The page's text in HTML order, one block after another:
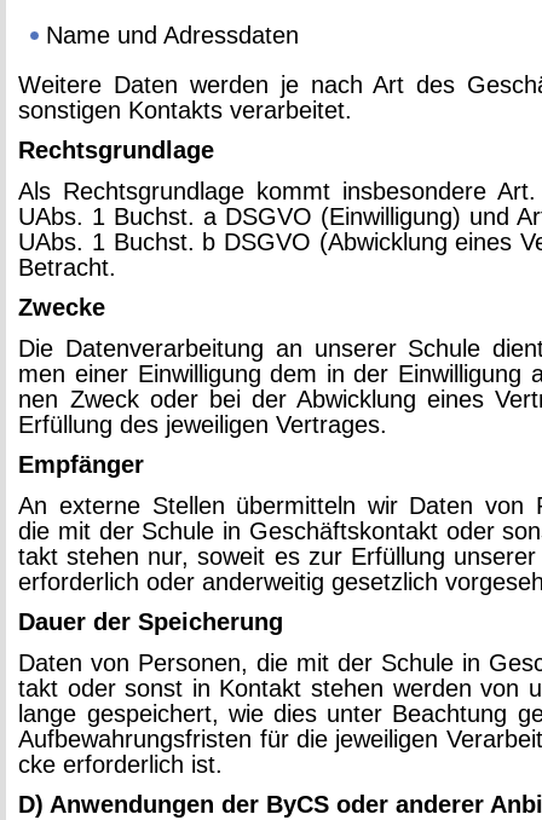
Name und Adress­da­ten
Wei­te­re Daten wer­den je nach Art des
sons­ti­gen Kon­takts ver­ar­bei­tet.
Rechts­grund­la­ge
Als Rechts­grund­la­ge kommt ins­be­son­de­re
UAbs. 1 Buchst. a DSGVO (Ein­wil­li­gung) und
UAbs. 1 Buchst. b DSGVO (Ab­wick­lung eines
Be­tracht.
Zwe­cke
Die Da­ten­ver­ar­bei­tung an un­se­rer Schu­le
men einer Ein­wil­li­gung dem in der Ein­wil­li­gung
nen Zweck oder bei der Ab­wick­lung eines
Er­fül­lung des je­wei­li­gen Ver­tra­ges.
Emp­fän­ger
An ex­ter­ne Stel­len über­mit­teln wir Daten von
die mit der Schu­le in Ge­schäfts­kon­takt oder
takt ste­hen nur, so­weit es zur Er­fül­lung un­se­rer
er­for­der­lich oder an­der­wei­tig ge­setz­lich
Dauer der Spei­che­rung
Daten von Per­so­nen, die mit der Schu­le in
takt oder sonst in Kon­takt ste­hen wer­den von
lange ge­spei­chert, wie dies unter Be­ach­tung
Auf­be­wah­rungs­fris­ten für die je­wei­li­gen
cke er­for­der­lich ist.
D) An­wen­dun­gen der ByCS oder an­de­rer